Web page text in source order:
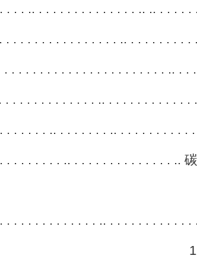
. . . .. . . . . . . . . . . . . . . .. .. . . . .
. . . . . . . . . . . . . . . .. . . . . . . . .
. . . . . . . . . . . . . . . . . . . . . . .. .
. . . . . . . . . . . . .. . . . . . . . . . . .
. . . . . .. . . . . . . . .. . . . . . . . . . .
. . . . . . . .. . . . . . . . . . . . . . . ..
. . . . . . . . . . . . . .. . . . . . . . . . . .
压输入范围